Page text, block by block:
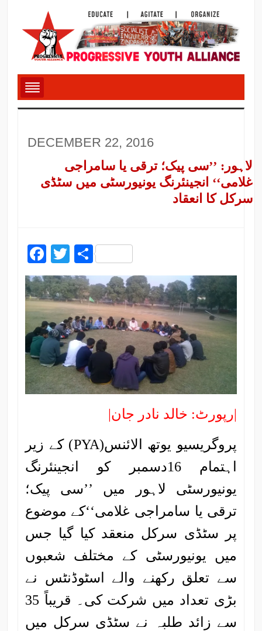
DECEMBER 22, 2016
لاہور: ’’سی پیک؛ ترقی یا سامراجی
غلامی‘‘ انجینئرنگ یونیورسٹی میں سٹڈی
سرکل کا انعقاد
Facebook
Twitter
Share
|رپورٹ: خالد نادر جان|
پروگریسیو یوتھ الائنس(PYA) کے زیر
اہتمام 16دسمبر کو انجینئرنگ
یونیورسٹی لاہور میں ’’سی پیک؛
ترقی یا سامراجی غلامی‘‘کے موضوع
پر سٹڈی سرکل منعقد کیا گیا جس
میں یونیورسٹی کے مختلف شعبوں
سے تعلق رکھنے والے اسٹوڈنٹس نے
بڑی تعداد میں شرکت کی۔ قریباً 35
سے زائد طلبہ نے سٹڈی سرکل میں